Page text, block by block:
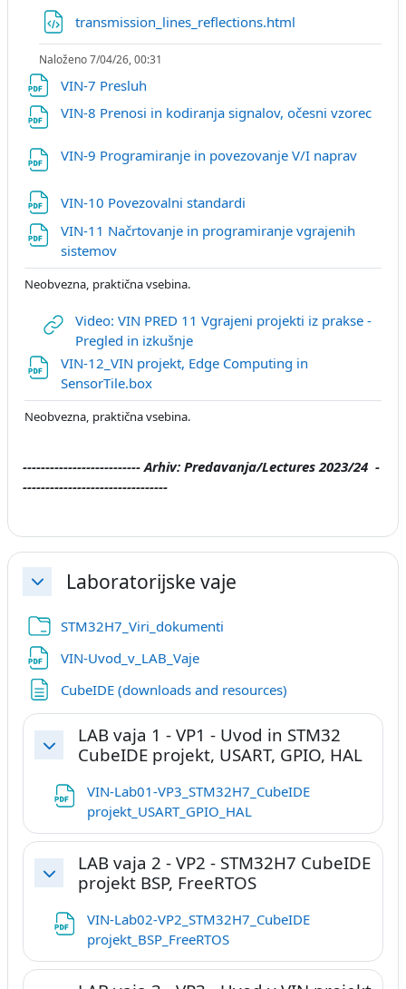
transmission_lines_reflections.html
Naloženo 7/04/26, 00:31
VIN-7 Presluh
VIN-8 Prenosi in kodiranja signalov, očesni vzorec
VIN-9 Programiranje in povezovanje V/I naprav
VIN-10 Povezovalni standardi
VIN-11 Načrtovanje in programiranje vgrajenih
sistemov
Neobvezna, praktična vsebina.
Video: VIN PRED 11 Vgrajeni projekti iz prakse -
Pregled in izkušnjeURL
VIN-12_VIN projekt, Edge Computing in
SensorTile.box
Neobvezna, praktična vsebina.
-------------------------- Arhiv: Predavanja/Lectures 2023/24 -
--------------------------------
Skrči Laboratorijske vaje
STM32H7_Viri_dokumentiMapa
VIN-Uvod_v_LAB_Vaje
CubeIDE (downloads and resources)Stran
Skrči
LAB vaja 1 - VP1 - Uvod in STM32
CubeIDE projekt, USART, GPIO, HAL
VIN-Lab01-VP3_STM32H7_CubeIDE
projekt_USART_GPIO_HAL
Skrči
LAB vaja 2 - VP2 - STM32H7 CubeIDE
projekt BSP, FreeRTOS
VIN-Lab02-VP2_STM32H7_CubeIDE
projekt_BSP_FreeRTOS